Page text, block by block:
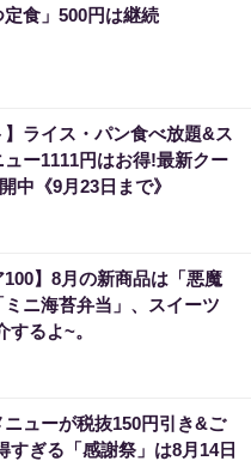
食」500円は継続
】ライス・パン食べ放題&ス
ー1111円はお得!最新クー
中《9月23日まで》
100】8月の新商品は「悪魔
ニ海苔弁当」、スイーツ
するよ~。
ニューが税抜150円引き&ご
すぎる「感謝祭」は8月14日